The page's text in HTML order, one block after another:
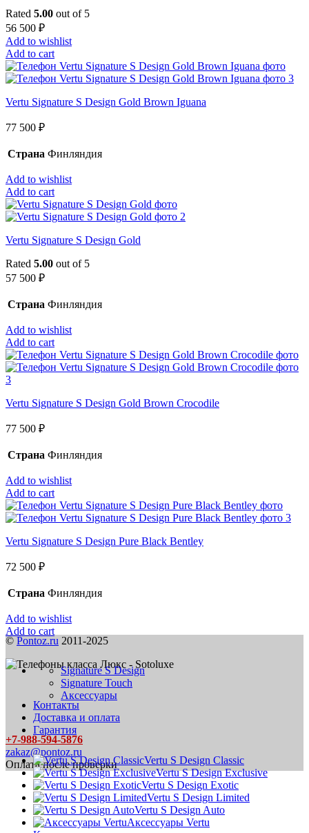
Rated 5.00 out of 5
56 500 ₽
Add to wishlist
Add to cart
Vertu Signature S Design Gold Brown Iguana
77 500 ₽
Страна Финляндия
Add to wishlist
Add to cart
Vertu Signature S Design Gold
Rated 5.00 out of 5
57 500 ₽
Страна Финляндия
Add to wishlist
Add to cart
Vertu Signature S Design Gold Brown Crocodile
77 500 ₽
Страна Финляндия
Add to wishlist
Add to cart
Vertu Signature S Design Pure Black Bentley
72 500 ₽
Страна Финляндия
Add to wishlist
Add to cart
© Pontoz.ru 2011-2025
Signature S Design
Signature Touch
Аксессуары
Контакты
Доставка и оплата
Гарантия
+7-988-594-5876
zakaz@pontoz.ru
Оплата после проверки
Vertu S Design Classic
Vertu S Design Exclusive
Vertu S Design Exotic
Vertu S Design Limited
Vertu S Design Auto
Аксессуары Vertu